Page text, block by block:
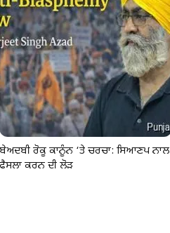
ਬੇਅਦਬੀ ਰੋਕੂ ਕਾਨੂੰਨ ‘ਤੇ ਚਰਚਾ: ਸਿਆਣਪ ਨਾਲ
ਫੈਸਲਾ ਕਰਨ ਦੀ ਲੋੜ